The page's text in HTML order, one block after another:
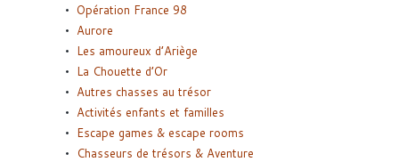
Opération France 98
Aurore
Les amoureux d’Ariège
La Chouette d’Or
Autres chasses au trésor
Activités enfants et familles
Escape games & escape rooms
Chasseurs de trésors & Aventure